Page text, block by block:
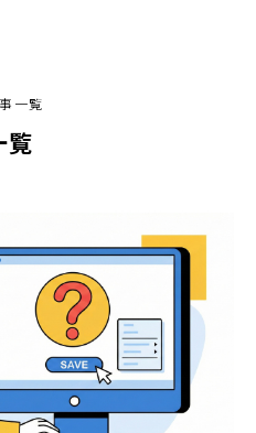
ーディオンブロック
一覧
覧